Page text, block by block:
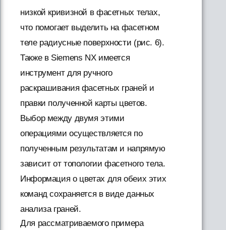
низкой кривизной в фасетных телах,
что помогает выделить на фасетном
теле радиусные поверхности (рис. 6).
Также в Siemens NX имеется
инструмент для ручного
раскрашивания фасетных граней и
правки полученной карты цветов.
Выбор между двумя этими
операциями осуществляется по
полученным результатам и напрямую
зависит от топологии фасетного тела.
Информация о цветах для обеих этих
команд сохраняется в виде данных
анализа граней.
Для рассматриваемого примера